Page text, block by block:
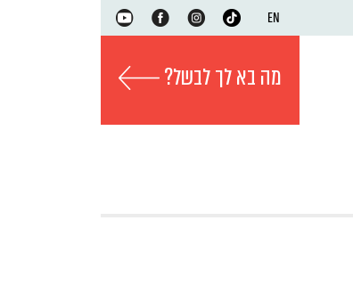
EN
מה בא לך לבשל?